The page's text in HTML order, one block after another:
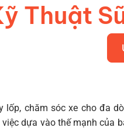
Thuật
lốp, chăm sóc xe cho đa
dựa vào thế mạnh của